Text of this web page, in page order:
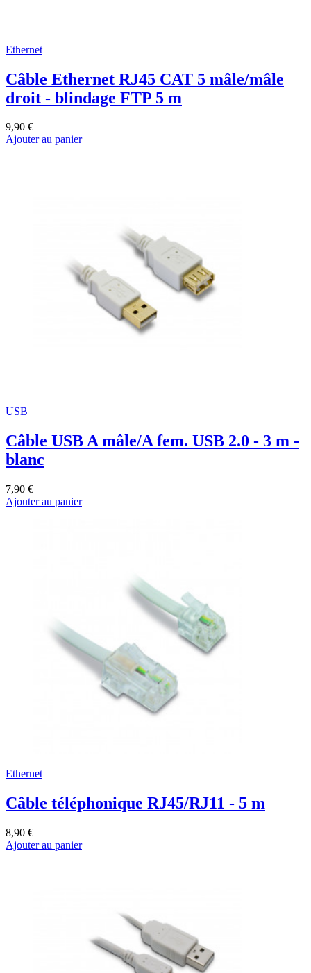
Ethernet
Câble Ethernet RJ45 CAT 5 mâle/mâle
droit - blindage FTP 5 m
9,90 €
Ajouter au panier
USB
Câble USB A mâle/A fem. USB 2.0 - 3 m -
blanc
7,90 €
Ajouter au panier
Ethernet
Câble téléphonique RJ45/RJ11 - 5 m
8,90 €
Ajouter au panier